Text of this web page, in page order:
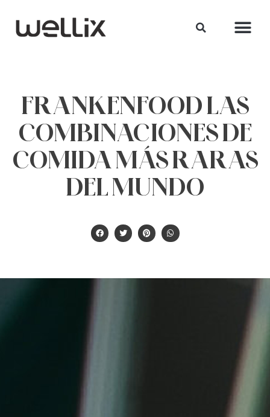
FRANKENFOOD LAS
COMBINACIONES DE
COMIDA MÁS RARAS
DEL MUNDO